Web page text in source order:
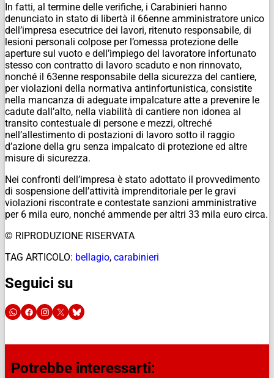
In fatti, al termine delle verifiche, i Carabinieri hanno
denunciato in stato di libertà il 66enne amministratore unico
dell’impresa esecutrice dei lavori, ritenuto responsabile, di
lesioni personali colpose per l’omessa protezione delle
aperture sul vuoto e dell’impiego del lavoratore infortunato
stesso con contratto di lavoro scaduto e non rinnovato,
nonché il 63enne responsabile della sicurezza del cantiere,
per violazioni della normativa antinfortunistica, consistite
nella mancanza di adeguate impalcature atte a prevenire le
cadute dall’alto, nella viabilità di cantiere non idonea al
transito contestuale di persone e mezzi, oltreché
nell’allestimento di postazioni di lavoro sotto il raggio
d’azione della gru senza impalcato di protezione ed altre
misure di sicurezza.
Nei confronti dell’impresa è stato adottato il provvedimento
di sospensione dell’attività imprenditoriale per le gravi
violazioni riscontrate e contestate sanzioni amministrative
per 6 mila euro, nonché ammende per altri 33 mila euro circa.
© RIPRODUZIONE RISERVATA
TAG ARTICOLO: bellagio, carabinieri
Seguici su
Potrebbe interessarti: